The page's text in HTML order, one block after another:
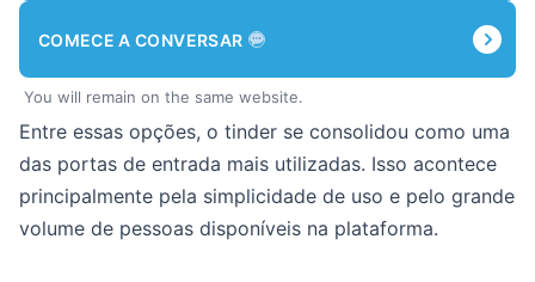
COMECE A CONVERSAR
You will remain on the same website.
Entre essas opções, o tinder se consolidou como uma
das portas de entrada mais utilizadas. Isso acontece
principalmente pela simplicidade de uso e pelo grande
volume de pessoas disponíveis na plataforma.